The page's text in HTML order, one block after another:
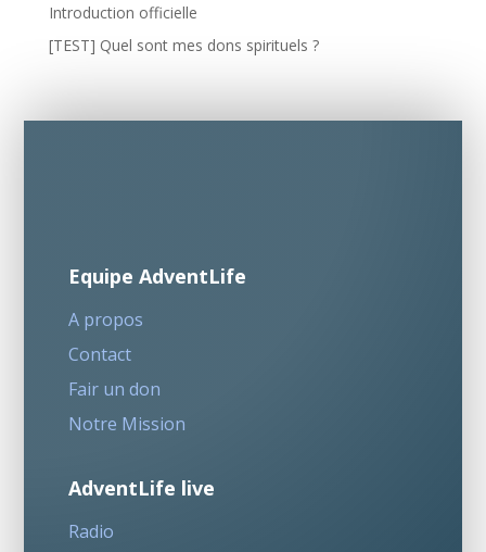
Introduction officielle
[TEST] Quel sont mes dons spirituels ?
Equipe AdventLife
A propos
Contact
Fair un don
Notre Mission
AdventLife live
Radio